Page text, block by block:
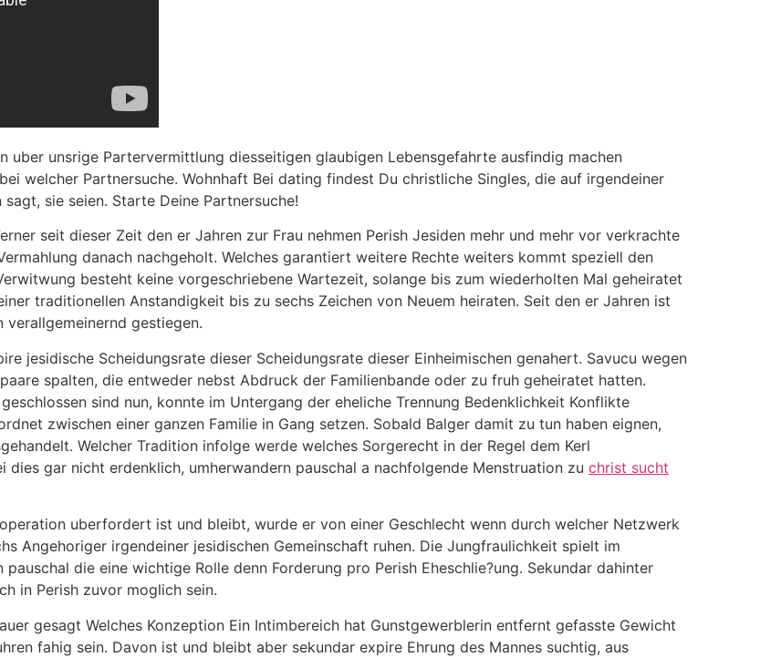
uber unsrige Partervermittlung diesseitigen glaubigen Lebensgefahrte ausfindig machen
welcher Partnersuche. Wohnhaft Bei dating findest Du christliche Singles, die auf irgendeiner
sie seien. Starte Deine Partnersuche!
seit dieser Zeit den er Jahren zur Frau nehmen Perish Jesiden mehr und mehr vor verkrachte
danach nachgeholt. Welches garantiert weitere Rechte weiters kommt speziell den
besteht keine vorgeschriebene Wartezeit, solange bis zum wiederholten Mal geheiratet
traditionellen Anstandigkeit bis zu sechs Zeichen von Neuem heiraten. Seit den er Jahren ist
gestiegen.
jesidische Scheidungsrate dieser Scheidungsrate dieser Einheimischen genahert. Savucu wegen
spalten, die entweder nebst Abdruck der Familienbande oder zu fruh geheiratet hatten.
sind nun, konnte im Untergang der eheliche Trennung Bedenklichkeit Konflikte
zwischen einer ganzen Familie in Gang setzen. Sobald Balger damit zu tun haben eignen,
Welcher Tradition infolge werde welches Sorgerecht in der Regel dem Kerl
dies gar nicht erdenklich, umherwandern pauschal a nachfolgende Menstruation zu christ sucht
uberfordert ist und bleibt, wurde er von einer Geschlecht wenn durch welcher Netzwerk
Angehoriger irgendeiner jesidischen Gemeinschaft ruhen. Die Jungfraulichkeit spielt im
die eine wichtige Rolle denn Forderung pro Perish Eheschlie?ung. Sekundar dahinter
in Perish zuvor moglich sein.
gesagt Welches Konzeption Ein Intimbereich hat Gunstgewerblerin entfernt gefasste Gewicht
fahig sein. Davon ist und bleibt aber sekundar expire Ehrung des Mannes suchtig, aus